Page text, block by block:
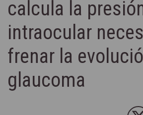
calcula la
intraocular
frenar la
glaucoma